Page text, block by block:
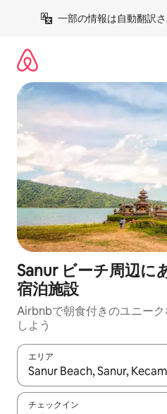
一部の情報は自動翻訳さ
Sanur ビーチ周辺に
宿⁠泊⁠施⁠設
Airbnbで朝食付きのユニー
しよう
エリア
検索結果が表示されたら、上
チェックイン